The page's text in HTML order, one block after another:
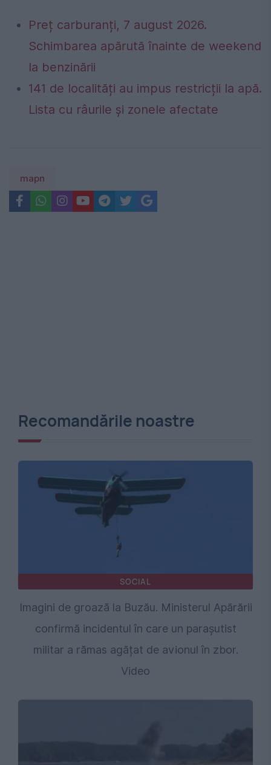
Preț carburanți, 7 august 2026.
Schimbarea apărută înainte de weekend
la benzinării
141 de localități au impus restricții la apă.
Lista cu râurile și zonele afectate
mapn
Recomandările noastre
SOCIAL
Imagini de groază la Buzău. Ministerul Apărării
confirmă incidentul în care un parașutist
militar a rămas agățat de avionul în zbor.
Video